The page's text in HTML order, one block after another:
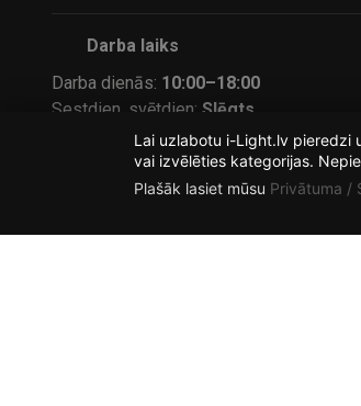
Darba laiks
Darba dienās: 10:00–18:00
Sestdien, svētdien:Slēgts
Pasūtījumus internetā var veikt jebkurā laikā
— apstrādāsim tajā pašā vai nākamajā darba
Lai uzlabotu i-Light.lv pieredzi
vai izvēlēties kategorijas.
Plašāk lasiet mūsu Privātuma /